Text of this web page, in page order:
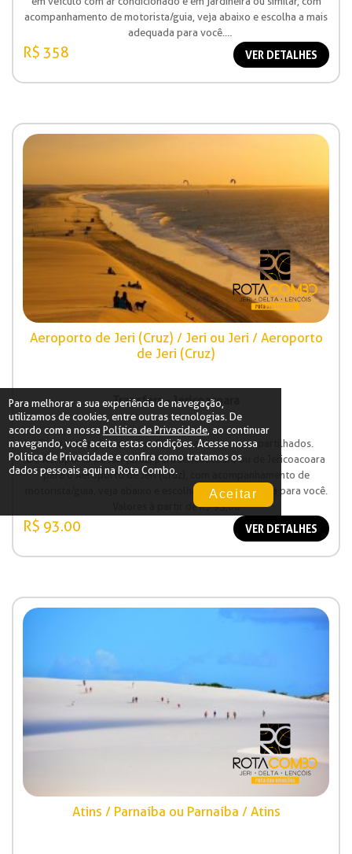
acompanhamento de motorista/guia, veja abaixo e escolha a mais
adequada para você.
Valor à partir de R$ 358,00
R$ 358 VER DETALHES
Aeroporto de Jeri (Cruz) / Jeri ou Jeri / Aeroporto
de Jeri (Cruz)
Transfers - Jericoacoara
Diversas opções de transfers privativos ou compartilhados.
Do Aeroporto de Jeri (Cruz) para Jericoacoara ou de Jericoacoara
para o Aeroporto de Jeri (Cruz), com acompanhamento de
motorista/guia, veja abaixo e escolha a mais adequada para você.
Valores à partir de R$ 93,00
R$ 93.00 VER DETALHES
Atins / Parnaíba ou Parnaíba / Atins
Para melhorar a sua experiência de navegação,
utilizamos de cookies, entre outras tecnologias. De
acordo com a nossa Política de Privacidade, ao continuar
navegando, você aceita estas condições. Acesse nossa
Política de Privacidadee confira como tratamos os
dados pessoais aqui na Rota Combo.
Aceitar